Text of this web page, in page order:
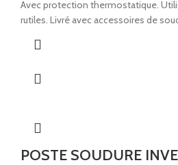
Avec protection thermostatique.
rutiles. Livré avec accessoires de
POSTE SOUDURE